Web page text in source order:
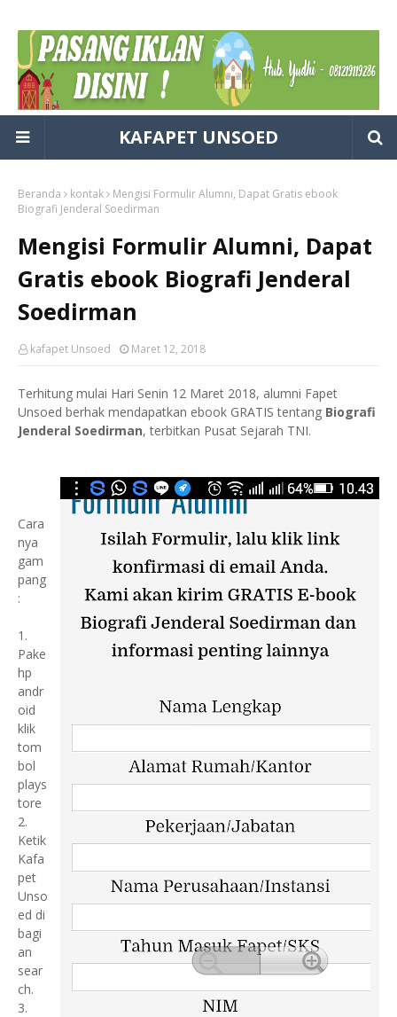
KAFAPET UNSOED
Beranda kontak
Mengisi Formulir Alumni, Dapat Gratis ebook
Biografi Jenderal Soedirman
Mengisi Formulir Alumni, Dapat
Gratis ebook Biografi Jenderal
Soedirman
kafapet Unsoed Maret 12, 2018
Terhitung mulai Hari Senin 12 Maret 2018, alumni Fapet
Unsoed berhak mendapatkan ebook GRATIS tentang Biografi
Jenderal Soedirman, terbitkan Pusat Sejarah TNI.
Cara
nya
gam
pang
:
1.
Pake
hp
andr
oid
klik
tom
bol
plays
tore
2.
Ketik
Kafa
pet
Unso
ed di
bagi
an
sear
ch.
3.